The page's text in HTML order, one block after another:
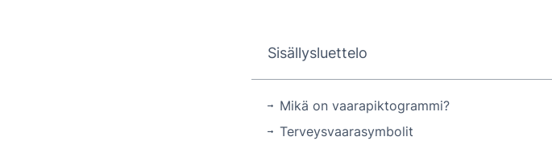
Sisällysluettelo
Mikä on vaarapiktogrammi?
Terveysvaarasymbolit